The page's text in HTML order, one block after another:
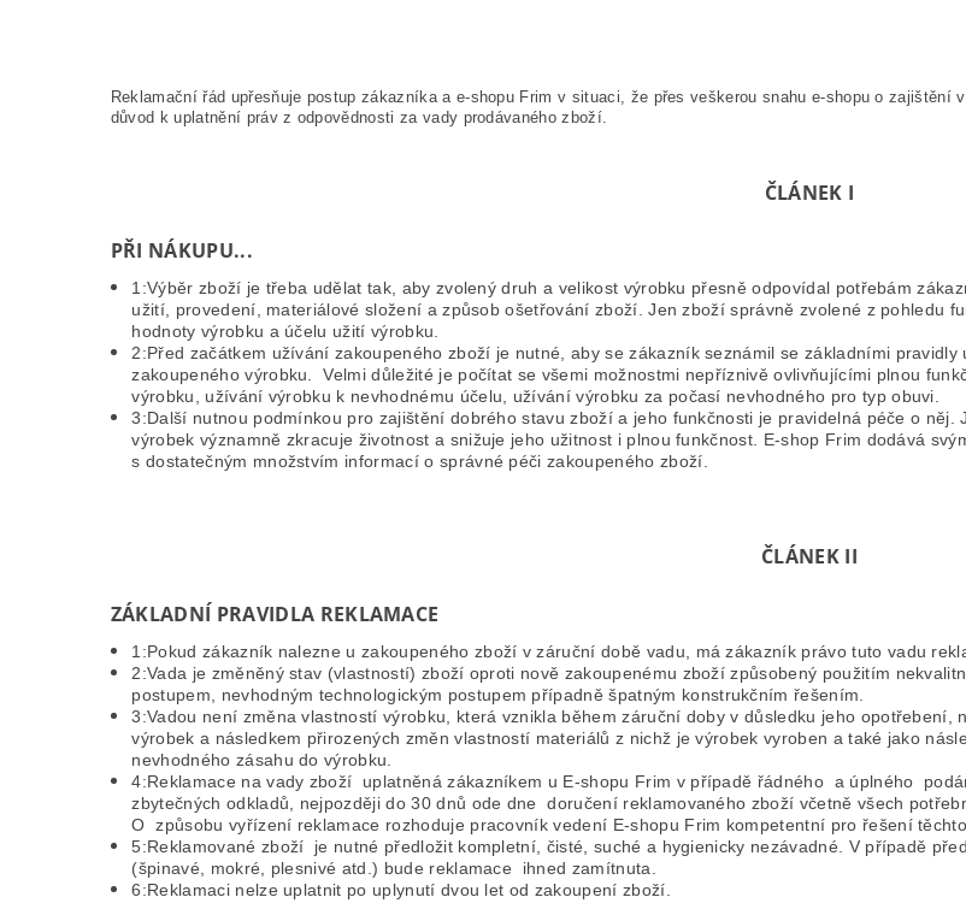
Reklamační řád upřesňuje postup zákazníka a e-shopu Frim v situaci, že přes veškerou snahu e-shopu o
důvod k uplatnění práv z odpovědnosti za vady prodávaného zboží.
ČLÁNEK I
PŘI NÁKUPU...
1:Výběr zboží je třeba udělat tak, aby zvolený druh a velikost výrobku přesně odpovídal potřebám
užití, provedení, materiálové složení a způsob ošetřování zboží. Jen zboží správně zvolené z pohledu
hodnoty výrobku a účelu užití výrobku.
2:Před začátkem užívání zakoupeného zboží je nutné, aby se zákazník seznámil se základními
zakoupeného výrobku. Velmi důležité je počítat se všemi možnostmi nepříznivě ovlivňujícími plnou
výrobku, užívání výrobku k nevhodnému účelu, užívání výrobku za počasí nevhodného pro typ obuvi.
3:Další nutnou podmínkou pro zajištění dobrého stavu zboží a jeho funkčnosti je pravidelná péče o
výrobek významně zkracuje životnost a snižuje jeho užitnost i plnou funkčnost. E-shop Frim dodává
s dostatečným množstvím informací o správné péči zakoupeného zboží.
ČLÁNEK II
ZÁKLADNÍ PRAVIDLA REKLAMACE
1:Pokud zákazník nalezne u zakoupeného zboží v záruční době vadu, má zákazník právo tuto vadu
2:Vada je změněný stav (vlastností) zboží oproti nově zakoupenému zboží způsobený použitím
postupem, nevhodným technologickým postupem případně špatným konstrukčním řešením.
3:Vadou není změna vlastností výrobku, která vznikla během záruční doby v důsledku jeho
výrobek a následkem přirozených změn vlastností materiálů z nichž je výrobek vyroben a také jako
nevhodného zásahu do výrobku.
4:Reklamace na vady zboží uplatněná zákazníkem u E-shopu Frim v případě řádného a úplného
zbytečných odkladů, nejpozději do 30 dnů ode dne doručení reklamovaného zboží včetně všech
O způsobu vyřízení reklamace rozhoduje pracovník vedení E-shopu Frim kompetentní pro řešení
5:Reklamované zboží je nutné předložit kompletní, čisté, suché a hygienicky nezávadné. V případě
(špinavé, mokré, plesnivé atd.) bude reklamace ihned zamítnuta.
6:Reklamaci nelze uplatnit po uplynutí dvou let od zakoupení zboží.